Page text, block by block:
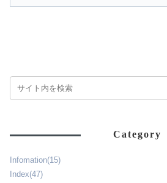
Category
Infomation(15)
Index(47)